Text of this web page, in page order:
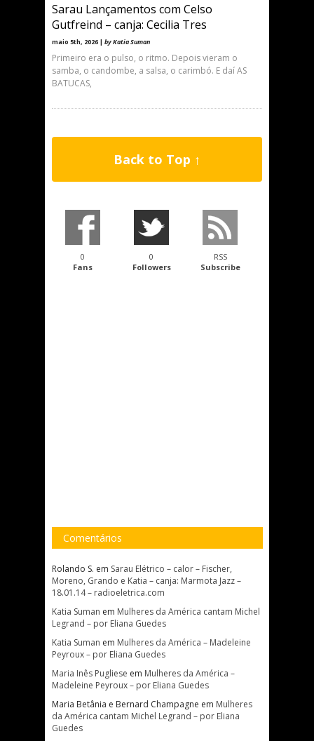
Sarau Lançamentos com Celso
Gutfreind – canja: Cecilia Tres
maio 5th, 2026 | by Katia Suman
Primeiro era o pulso, o ritmo. Depois vieram o
samba, o candombe, a salsa, o carimbó. E daí AS
BATUCAS,
Back to Top ↑
0
Fans
0
Followers
RSS
Subscribe
Comentários
Rolando S. em Sarau Elétrico – calor – Fischer,
Moreno, Grando e Katia – canja: Marmota Jazz –
18.01.14 – radioeletrica.com
Katia Suman em Mulheres da América cantam Michel
Legrand – por Eliana Guedes
Katia Suman em Mulheres da América – Madeleine
Peyroux – por Eliana Guedes
Maria Inês Pugliese em Mulheres da América –
Madeleine Peyroux – por Eliana Guedes
Maria Betânia e Bernard Champagne em Mulheres
da América cantam Michel Legrand – por Eliana
Guedes